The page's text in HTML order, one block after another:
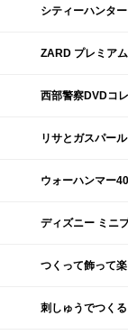
シティーハンタ
ZARD プレミア
西部警察DVDコ
リサとガスパー
ウォーハンマー
ディズニー ミニ
つくって飾って
刺しゅうでつく